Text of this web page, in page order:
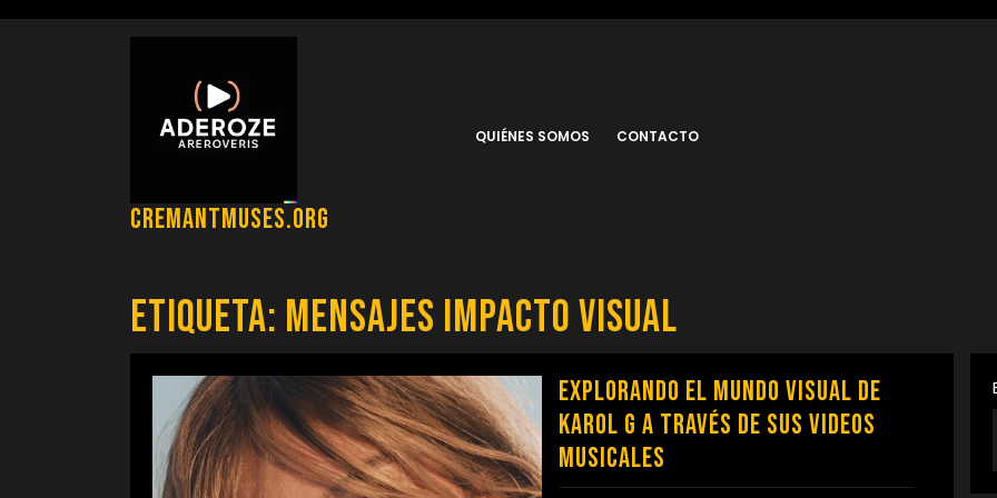
cremantmuses.org
QUIÉNES SOMOS CONTACTO
Etiqueta: mensajes impacto visual
Explorando el Mundo Visual de
Karol G a Través de sus Videos
Musicales